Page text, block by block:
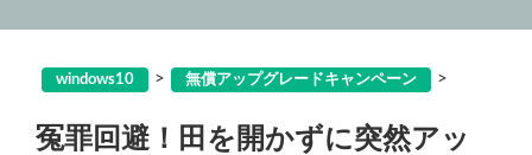
windows10 > 無償アップグレードキャンペーン >
冤罪回避！田を開かずに突然アッ